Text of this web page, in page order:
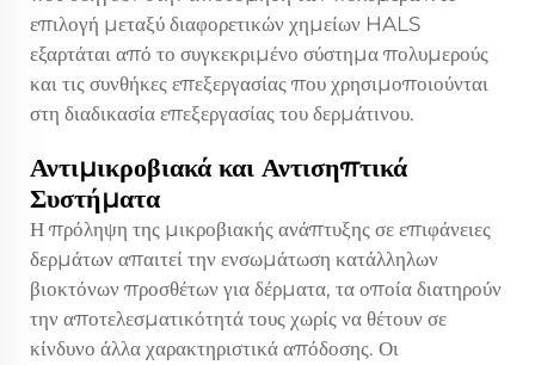
επιλογή μεταξύ διαφορετικών χημείων HALS
εξαρτάται από το συγκεκριμένο σύστημα πολυμερούς
και τις συνθήκες επεξεργασίας που χρησιμοποιούνται
στη διαδικασία επεξεργασίας του δερμάτινου.
Αντιμικροβιακά και Αντισηπτικά
Συστήματα
Η πρόληψη της μικροβιακής ανάπτυξης σε επιφάνειες
δερμάτων απαιτεί την ενσωμάτωση κατάλληλων
βιοκτόνων προσθέτων για δέρματα, τα οποία διατηρούν
την αποτελεσματικότητά τους χωρίς να θέτουν σε
κίνδυνο άλλα χαρακτηριστικά απόδοσης. Οι